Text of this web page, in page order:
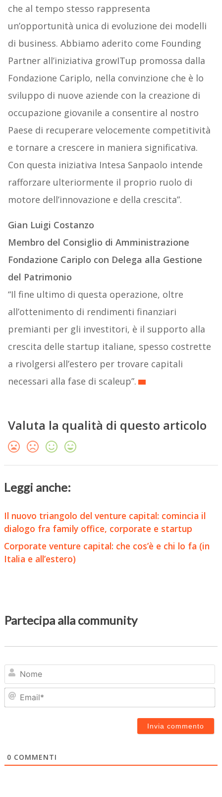
che al tempo stesso rappresenta
un’opportunità unica di evoluzione dei modelli
di business. Abbiamo aderito come Founding
Partner all’iniziativa growITup promossa dalla
Fondazione Cariplo, nella convinzione che è lo
sviluppo di nuove aziende con la creazione di
occupazione giovanile a consentire al nostro
Paese di recuperare velocemente competitività
e tornare a crescere in maniera significativa.
Con questa iniziativa Intesa Sanpaolo intende
rafforzare ulteriormente il proprio ruolo di
motore dell’innovazione e della crescita”.
Gian Luigi Costanzo
Membro del Consiglio di Amministrazione
Fondazione Cariplo con Delega alla Gestione
del Patrimonio
“Il fine ultimo di questa operazione, oltre
all’ottenimento di rendimenti finanziari
premianti per gli investitori, è il supporto alla
crescita delle startup italiane, spesso costrette
a rivolgersi all’estero per trovare capitali
necessari alla fase di scaleup”.
Valuta la qualità di questo articolo
Leggi anche:
Il nuovo triangolo del venture capital: comincia il
dialogo fra family office, corporate e startup
Corporate venture capital: che cos’è e chi lo fa (in
Italia e all’estero)
Partecipa alla community
0 COMMENTI